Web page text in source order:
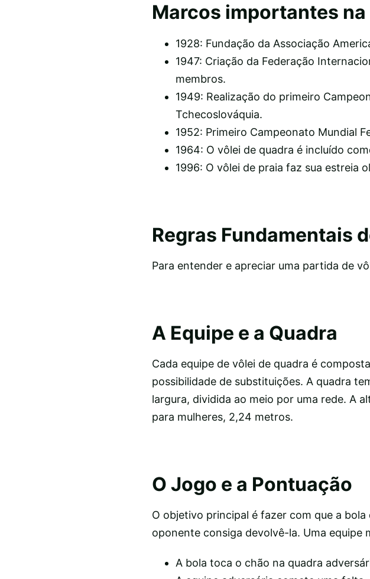
Marcos importantes
1928: Fundação da Associação
1947: Criação da Federação
membros.
1949: Realização do primeiro
Tchecoslováquia.
1952: Primeiro Campeonato Mundial
1964: O vôlei de quadra é incluído
1996: O vôlei de praia faz sua estreia
Regras Fundamentais
Para entender e apreciar uma partida de
A Equipe e a Quadra
Cada equipe de vôlei de quadra é
possibilidade de substituições. A quadra
largura, dividida ao meio por uma rede. A
para mulheres, 2,24 metros.
O Jogo e a Pontuação
O objetivo principal é fazer com que a
oponente consiga devolvê-la. Uma equipe
A bola toca o chão na quadra